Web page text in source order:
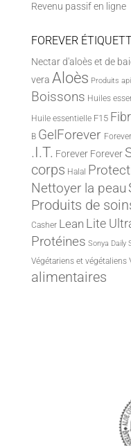
Revenu passif en ligne
FOREVER
Nectar d'aloès et de
vera Aloès Produits
Boissons Huiles
Huile essentielle F15
B GelForever
.I.T. Forever Forever
corps Halal
Nettoyer la peau
Produits de
Casher Lean Lite
Protéines Sonya Daily
Végétariens et végétaliens
alimentaires